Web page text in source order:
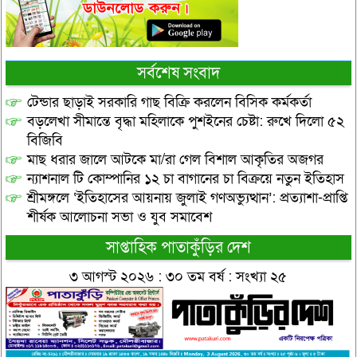
সর্বশেষ সংবাদ
টেন্ডার ছাড়াই সরকারি গাছ বিক্রি করলেন বিসিক কর্মকর্তা
বড়লেখা সীমান্তে বৃদ্ধা মহিলাকে পুশইনের চেষ্টা: রুখে দিলো ৫২
বিজিবি
মাছ ধরার জালে আটকে মা/রা গেল বিশাল আকৃতির অজগর
ন্যাশনাল টি কোম্পানির ১২ চা বাগানের চা বিক্রয়ে নতুন ইতিহাস
শ্রীমঙ্গলে ‘ইতিহাসের আয়নায় জুলাই গণঅভ্যুত্থান’: প্রত্যাশা-প্রাপ্তি
শীর্ষক আলোচনা সভা ও যুব সমাবেশ
সাপ্তাহিক পাতাকুঁড়ির দেশ
৩ আগস্ট ২০২৬ : ৩০ তম বর্ষ : সংখ্যা ২৫